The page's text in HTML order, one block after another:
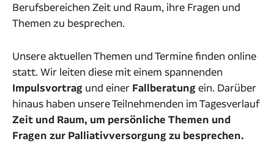
Berufsbereichen Zeit und Raum, ihre Fragen und
Themen zu besprechen.
Unsere aktuellen Themen und Termine finden online
statt. Wir leiten diese mit einem spannenden
Impulsvortrag und einer Fallberatung ein. Darüber
hinaus haben unsere Teilnehmenden im Tagesverlauf
Zeit und Raum, um persönliche Themen und
Fragen zur Palliativversorgung zu besprechen.